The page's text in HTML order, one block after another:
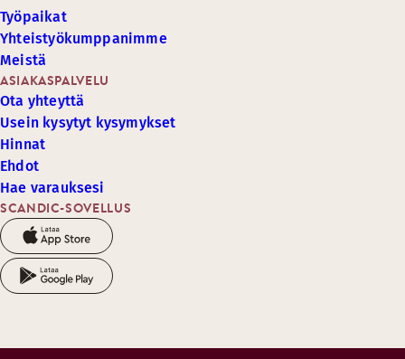
SCANDIC-SOVELLUS
ASIAKASPALVELU
Ota yhteyttä
Usein kysytyt kysymykset
Hinnat
Ehdot
Hae varauksesi
Työpaikat
Yhteistyökumppanimme
Meistä